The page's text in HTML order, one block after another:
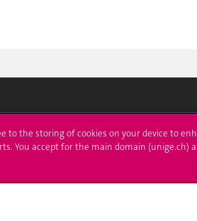
Immatriculations
Démarches
to the storing of cookies on your device to
You accept for the main domain (unige.ch)